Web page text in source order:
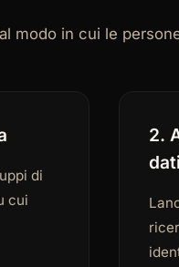
modo in cui le
di
cui
2.
dati